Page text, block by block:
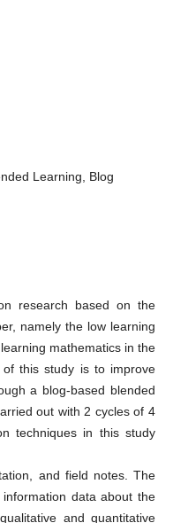
Learning, Blog
research based on the
namely the low learning
mathematics in the
this study is to improve
a blog-based blended
out with 2 cycles of 4
techniques in this study
and field notes. The
data about the
and quantitative